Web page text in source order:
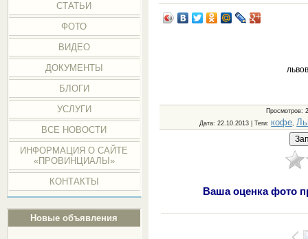
СТАТЬИ
ФОТО
ВИДЕО
ДОКУМЕНТЫ
БЛОГИ
УСЛУГИ
ВСЕ НОВОСТИ
ИНФОРМАЦИЯ О САЙТЕ
«ПРОВИНЦИАЛЫ»
КОНТАКТЫ
Новые объявления
Просмотров:
Дата: 22.10.2013 |Теги: кофе
Ваша оценка фото